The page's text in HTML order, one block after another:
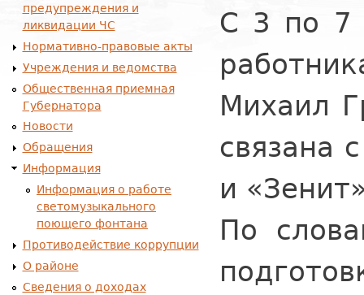
С 3 по 7
Михаил
связана
и
По
предупреждения и
ликвидации ЧС
Нормативно-правовые акты
Учреждения и ведомства
Общественная приемная
Губернатора
Новости
Обращения
Информация
Информация о работе
светомузыкального
поющего фонтана
Противодействие коррупции
О районе
Сведения о доходах